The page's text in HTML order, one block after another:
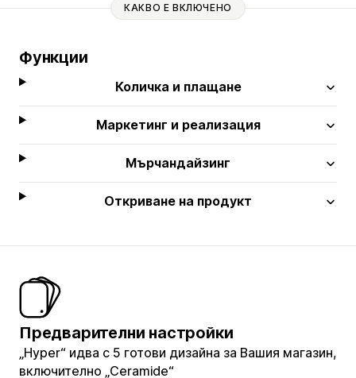
КАКВО Е ВКЛЮЧЕНО
Функции
Количка и плащане
Маркетинг и реализация
Мърчандайзинг
Откриване на продукт
Предварителни настройки
„Hyper“ идва с 5 готови дизайна за Вашия магазин,
включително „Ceramide“